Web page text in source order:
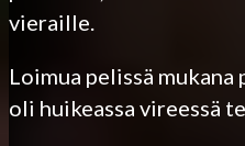
vieraille.
Loimua pelissä
oli huikeassa vireessä